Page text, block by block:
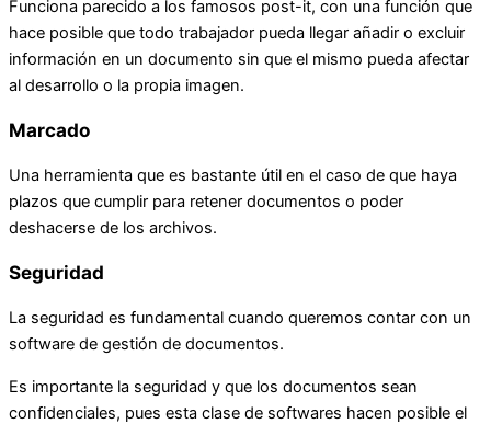
Funciona parecido a los famosos post-it, con una función que
hace posible que todo trabajador pueda llegar añadir o excluir
información en un documento sin que el mismo pueda afectar
al desarrollo o la propia imagen.
Marcado
Una herramienta que es bastante útil en el caso de que haya
plazos que cumplir para retener documentos o poder
deshacerse de los archivos.
Seguridad
La seguridad es fundamental cuando queremos contar con un
software de gestión de documentos.
Es importante la seguridad y que los documentos sean
confidenciales, pues esta clase de softwares hacen posible el